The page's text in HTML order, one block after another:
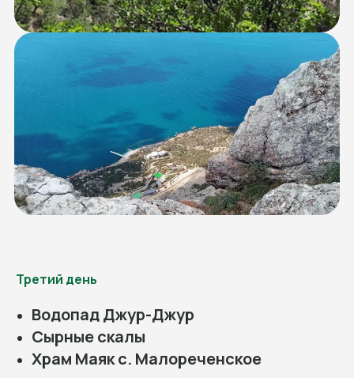
Третий день
Водопад Джур-Джур
Сырные скалы
Храм Маяк с. Малореченское